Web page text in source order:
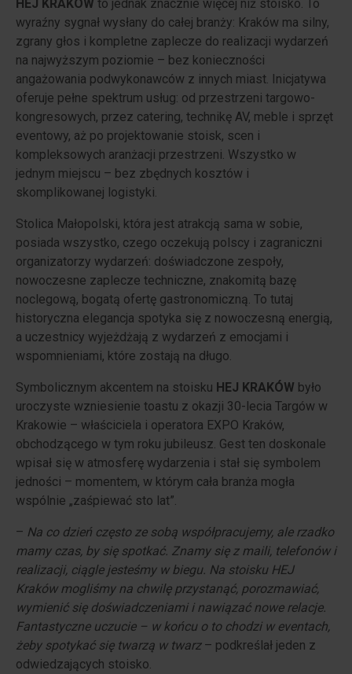
HEJ KRAKÓW to jednak znacznie więcej niż stoisko. To
wyraźny sygnał wysłany do całej branży: Kraków ma silny,
zgrany głos i kompletne zaplecze do realizacji wydarzeń
na najwyższym poziomie – bez konieczności
angażowania podwykonawców z innych miast. Inicjatywa
oferuje pełne spektrum usług: od przestrzeni targowo-
kongresowych, przez catering, technikę AV, meble i sprzęt
eventowy, aż po projektowanie stoisk, scen i
kompleksowych aranżacji przestrzeni. Wszystko w
jednym miejscu – bez zbędnych kosztów i
skomplikowanej logistyki.
Stolica Małopolski, która jest atrakcją sama w sobie,
posiada wszystko, czego oczekują polscy i zagraniczni
organizatorzy wydarzeń: doświadczone zespoły,
nowoczesne zaplecze techniczne, znakomitą bazę
noclegową, bogatą ofertę gastronomiczną. To tutaj
historyczna elegancja spotyka się z nowoczesną energią,
a uczestnicy wyjeżdżają z wydarzeń z emocjami i
wspomnieniami, które zostają na długo.
Symbolicznym akcentem na stoisku HEJ KRAKÓW było
uroczyste wzniesienie toastu z okazji 30-lecia Targów w
Krakowie – właściciela i operatora EXPO Kraków,
obchodzącego w tym roku jubileusz. Gest ten doskonale
wpisał się w atmosferę wydarzenia i stał się symbolem
jedności – momentem, w którym cała branża mogła
wspólnie „zaśpiewać sto lat”.
– Na co dzień często ze sobą współpracujemy, ale rzadko
mamy czas, by się spotkać. Znamy się z maili, telefonów i
realizacji, ciągle jesteśmy w biegu. Na stoisku HEJ
Kraków mogliśmy na chwilę przystanąć, porozmawiać,
wymienić się doświadczeniami i nawiązać nowe relacje.
Fantastyczne uczucie – w końcu o to chodzi w eventach,
żeby spotykać się twarzą w twarz– podkreślał jeden z
odwiedzających stoisko.